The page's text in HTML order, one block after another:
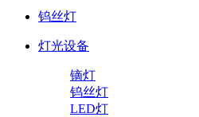
钨丝灯
灯光设备
镝灯
钨丝灯
LED灯